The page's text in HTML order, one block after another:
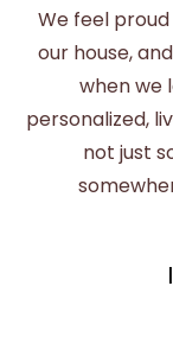
We feel
our house,
when we
personalized,
not just